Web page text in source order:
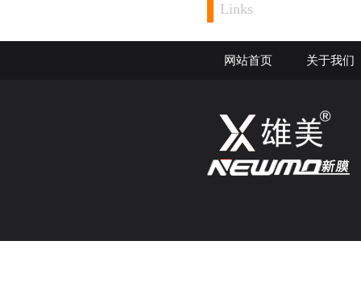
Links
网站首页 关于我们